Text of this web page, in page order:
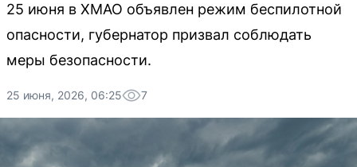
25 июня в ХМАО объявлен режим беспилотной
опасности, губернатор призвал соблюдать
меры безопасности.
25 июня, 2026, 06:25 7